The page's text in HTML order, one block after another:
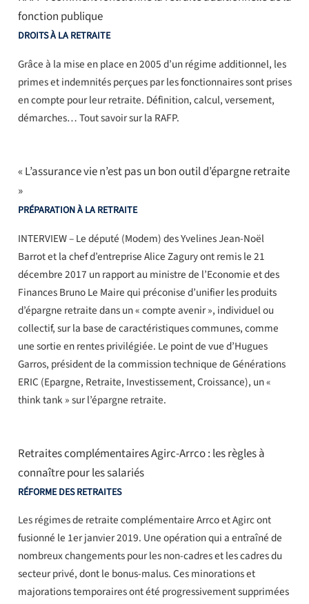
fonction publique
DROITS À LA RETRAITE
Grâce à la mise en place en 2005 d’un régime additionnel, les
primes et indemnités perçues par les fonctionnaires sont prises
en compte pour leur retraite. Définition, calcul, versement,
démarches… Tout savoir sur la RAFP.
« L’assurance vie n’est pas un bon outil d’épargne retraite
»
PRÉPARATION À LA RETRAITE
INTERVIEW – Le député (Modem) des Yvelines Jean-Noël
Barrot et la chef d’entreprise Alice Zagury ont remis le 21
décembre 2017 un rapport au ministre de l’Economie et des
Finances Bruno Le Maire qui préconise d’unifier les produits
d’épargne retraite dans un « compte avenir », individuel ou
collectif, sur la base de caractéristiques communes, comme
une sortie en rentes privilégiée. Le point de vue d’Hugues
Garros, président de la commission technique de Générations
ERIC (Epargne, Retraite, Investissement, Croissance), un «
think tank » sur l’épargne retraite.
Retraites complémentaires Agirc-Arrco : les règles à
connaître pour les salariés
RÉFORME DES RETRAITES
Les régimes de retraite complémentaire Arrco et Agirc ont
fusionné le 1er janvier 2019. Une opération qui a entraîné de
nombreux changements pour les non-cadres et les cadres du
secteur privé, dont le bonus-malus. Ces minorations et
majorations temporaires ont été progressivement supprimées